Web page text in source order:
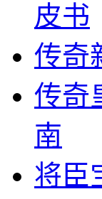
皮书
传奇
传奇
南
将臣